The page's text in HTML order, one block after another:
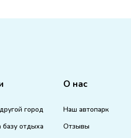
город
базу отдыха
О нас
Наш автопарк
Отзывы